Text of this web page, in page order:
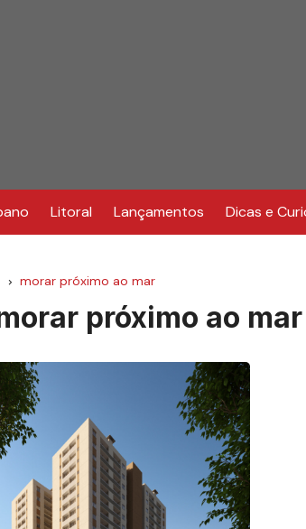
Litoral Lançamentos Dicas e
morar próximo ao mar
próximo ao mar